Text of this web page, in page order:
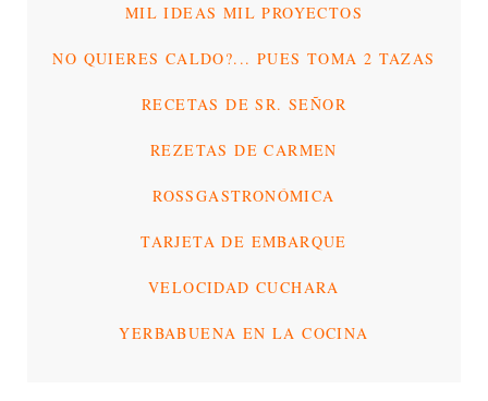
MIL IDEAS MIL PROYECTOS
NO QUIERES CALDO?... PUES TOMA 2 TAZAS
RECETAS DE SR. SEÑOR
REZETAS DE CARMEN
ROSSGASTRONÓMICA
TARJETA DE EMBARQUE
VELOCIDAD CUCHARA
YERBABUENA EN LA COCINA